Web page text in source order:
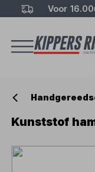
Voor
Kunststof